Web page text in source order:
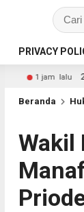
PRIVACY
295 Pelajar SD-SMP
Beranda
Wakil